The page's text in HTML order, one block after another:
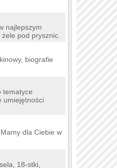
najlepszym
pod prysznic.
biografie
tematyce
umiejętności
dla Ciebie w
18-stki,